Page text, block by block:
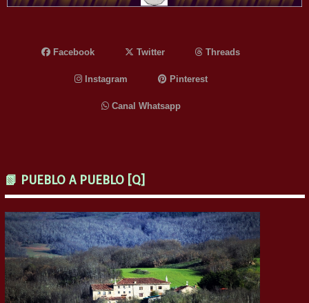
Facebook Twitter Threads
Instagram Pinterest
Canal Whatsapp
📗 PUEBLO A PUEBLO [Q]